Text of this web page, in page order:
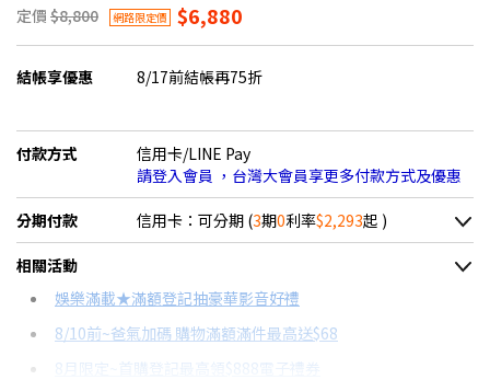
定價 $8,800 網路限定價 $6,880
結帳享優惠 8/17前結帳再75折
付款方式
信用卡/LINE Pay
請登入會員 ，台灣大會員享更多付款方式及優惠
分期付款 信用卡：可分期 (3期0利率$2,293起 )
＊實際可分期數、適用利率，請以購物車顯示為主
信用卡分期
分期數 每期金額 配合銀行/業者
相關活動
娛樂滿載★滿額登記抽豪華影音好禮
8/10前~爸氣加碼 購物滿額滿件最高送$68
8月限定~首購登記最高領$888電子禮券